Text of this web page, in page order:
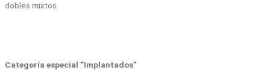
dobles mixtos.
Categoría especial “Implantados”